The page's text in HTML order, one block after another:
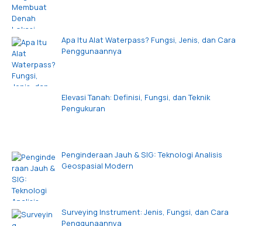
Apa Itu Alat Waterpass? Fungsi, Jenis, dan Cara
Penggunaannya
Elevasi Tanah: Definisi, Fungsi, dan Teknik
Pengukuran
Penginderaan Jauh & SIG: Teknologi Analisis
Geospasial Modern
Surveying Instrument: Jenis, Fungsi, dan Cara
Penggunaannya